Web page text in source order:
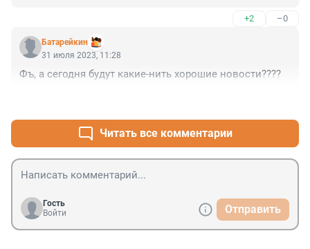
+2 –0
Батарейкин
31 июля 2023, 11:28
Фъ, а сегодня будут какие-нить хорошие новости????
Читать все комментарии
Гость
Войти
Отправить